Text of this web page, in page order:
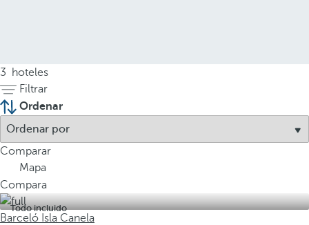
3
hoteles
Filtrar
Ordenar
Comparar
Mapa
Compara
Todo incluido
Barceló Isla Canela